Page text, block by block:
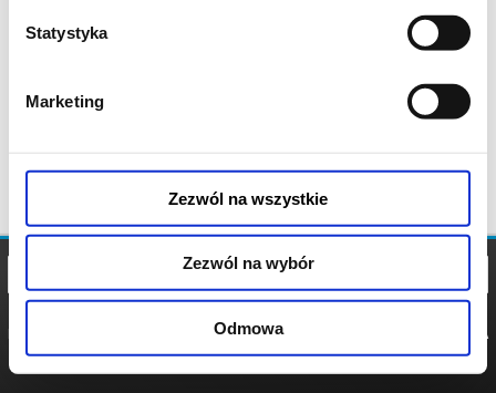
Statystyka
Marketing
Zezwól na wszystkie
Zezwól na wybór
Odmowa
POLITYKA
POLITYKA